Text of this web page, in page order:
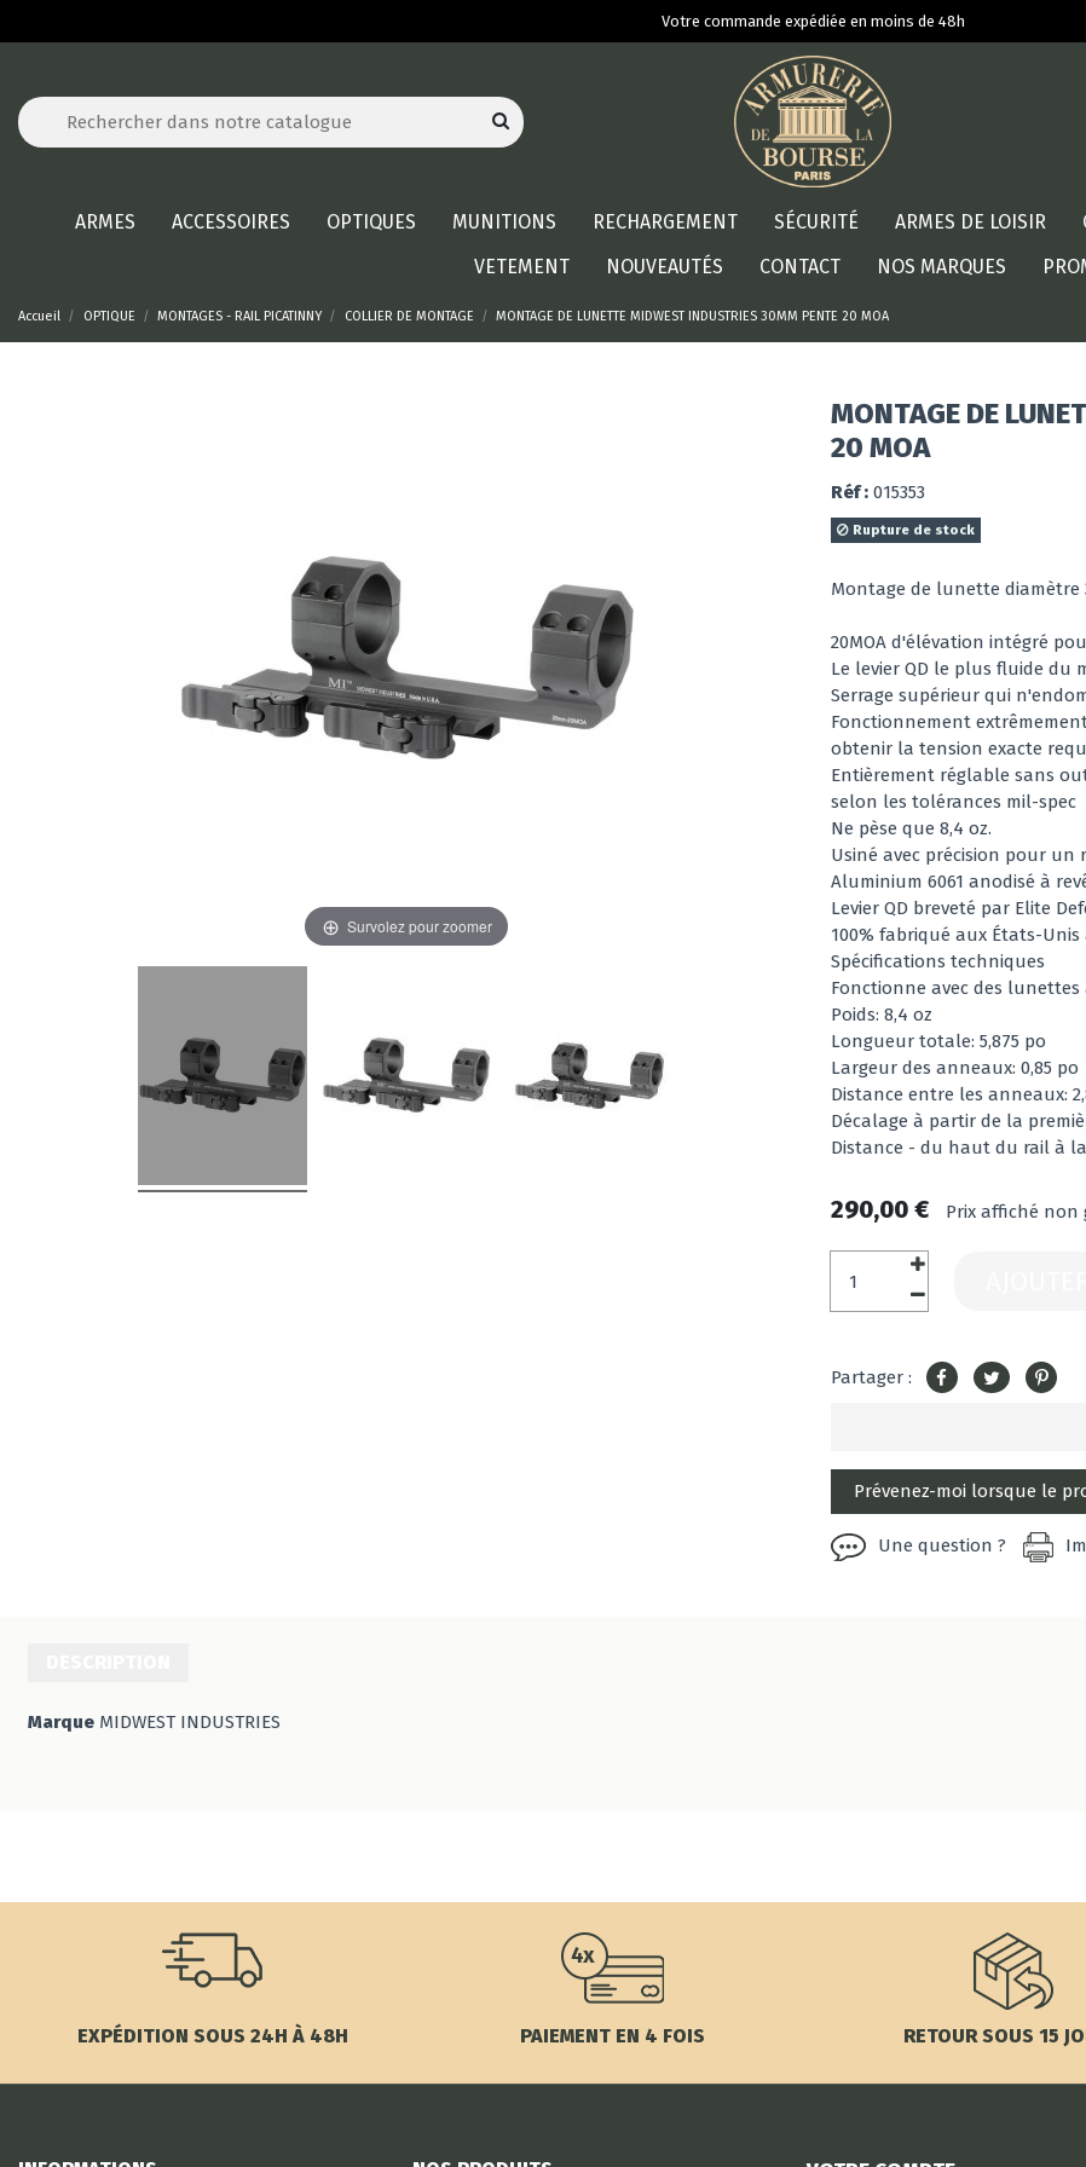
Votre commande expédiée en moins de 48h
ARMES ACCESSOIRES OPTIQUES MUNITIONS RECHARGEMENT SÉCURITÉ ARMES DE LOISIR
VETEMENT
NOUVEAUTÉS CONTACT NOS MARQUES
Accueil OPTIQUE MONTAGES - RAIL PICATINNY COLLIER DE MONTAGE MONTAGE DE LUNETTE MIDWEST INDUSTRIES 30MM PENTE 20 MOA
Survolez pour zoomer
MONTAGE DE
20 MOA
Réf : 015353
Rupture de stock
Montage de lunette diamètre
20MOA d'élévation intégré
Le levier QD le plus fluide du
Serrage supérieur qui
Fonctionnement
obtenir la tension exacte
Entièrement réglable sans
selon les tolérances mil-spec
Ne pèse que 8,4 oz.
Usiné avec précision pour
Aluminium 6061 anodisé à
Levier QD breveté par Elite
100% fabriqué aux États-Unis
Spécifications techniques
Fonctionne avec des
Poids: 8,4 oz
Longueur totale: 5,875 po
Largeur des anneaux: 0,85 po
Distance entre les anneaux:
Décalage à partir de la
Distance - du haut du rail à
290,00 € Prix affiché non
Partager :
Une question ?
Marque MIDWEST INDUSTRIES
EXPÉDITION SOUS 24H À 48H PAIEMENT EN 4 FOIS RETOUR SOUS 15